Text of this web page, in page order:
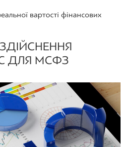
вартості фінансових
ДЛЯ МСФЗ